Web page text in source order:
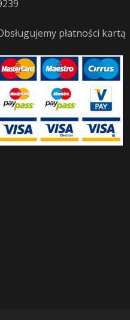
płatności kartą